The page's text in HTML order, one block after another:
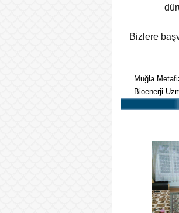
Bizlere
Muğla
Bioenerji